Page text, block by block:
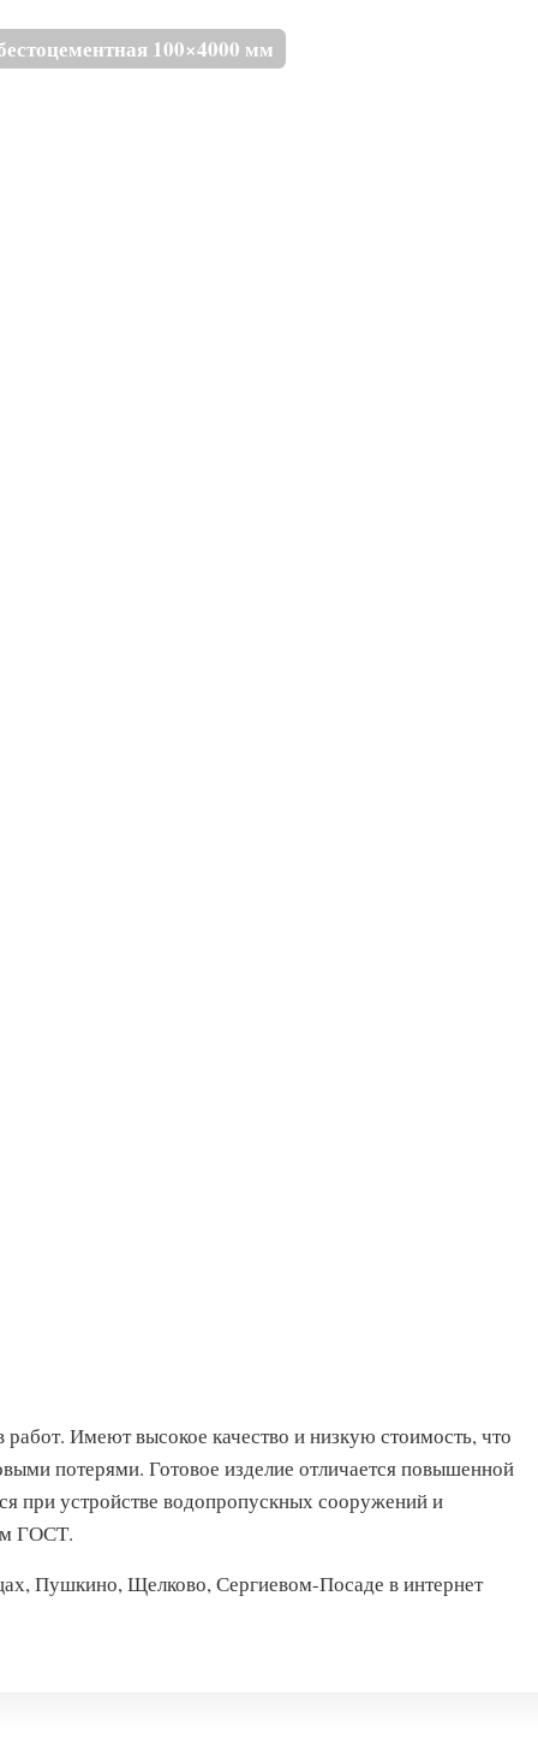
100×4000 мм
Имеют высокое качество и низкую стоимость, что
потерями. Готовое изделие отличается повышенной
при устройстве водопропускных сооружений и
ГОСТ.
Пушкино, Щелково, Сергиевом-Посаде в интернет